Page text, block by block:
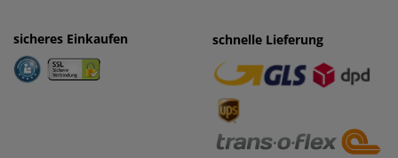
sicheres Einkaufen einfaches Zahlen
· Rechnung
· Vorkasse
schnelle Lieferung